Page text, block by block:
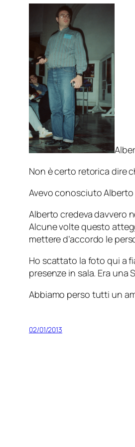
Non è certo retorica dire
Avevo conosciuto Alberto
Alberto credeva davvero
Alcune volte questo
mettere d’accordo le
Ho scattato la foto qui a
presenze in sala. Era
Abbiamo perso tutti un
02/01/2013